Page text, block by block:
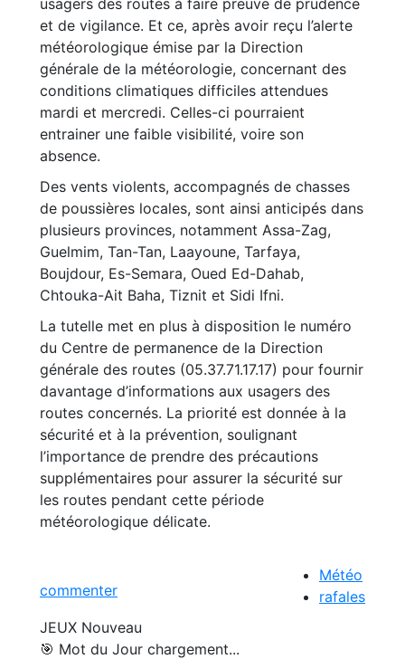
et de vigilance. Et ce, après avoir reçu l’alerte
météorologique émise par la Direction
générale de la météorologie, concernant des
conditions climatiques difficiles attendues
mardi et mercredi. Celles-ci pourraient
entrainer une faible visibilité, voire son
absence.
Des vents violents, accompagnés de chasses
de poussières locales, sont ainsi anticipés dans
plusieurs provinces, notamment Assa-Zag,
Guelmim, Tan-Tan, Laayoune, Tarfaya,
Boujdour, Es-Semara, Oued Ed-Dahab,
Chtouka-Ait Baha, Tiznit et Sidi Ifni.
La tutelle met en plus à disposition le numéro
du Centre de permanence de la Direction
générale des routes (05.37.71.17.17) pour fournir
davantage d’informations aux usagers des
routes concernés. La priorité est donnée à la
sécurité et à la prévention, soulignant
l’importance de prendre des précautions
supplémentaires pour assurer la sécurité sur
les routes pendant cette période
météorologique délicate.
commenter
Météo
rafales
JEUX Nouveau
🎯 Mot du Jour chargement...